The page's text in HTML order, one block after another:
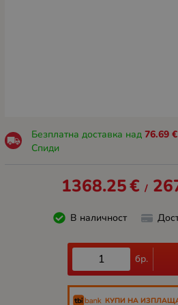
Безплатна доставка над 76.69 €
Спиди
1368.25€ /
В наличност
бр.
КУПИ НА